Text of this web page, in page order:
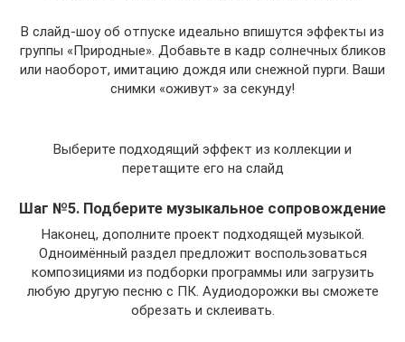
В слайд-шоу об отпуске идеально впишутся эффекты из
группы «Природные». Добавьте в кадр солнечных бликов
или наоборот, имитацию дождя или снежной пурги. Ваши
снимки «оживут» за секунду!
Выберите подходящий эффект из коллекции и
перетащите его на слайд
Шаг №5. Подберите музыкальное сопровождение
Наконец, дополните проект подходящей музыкой.
Одноимённый раздел предложит воспользоваться
композициями из подборки программы или загрузить
любую другую песню с ПК. Аудиодорожки вы сможете
обрезать и склеивать.